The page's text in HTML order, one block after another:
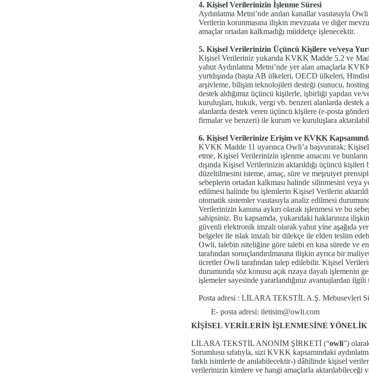
4. Kişisel Verilerinizin İşlenme Süresi
Aydınlatma Metni’nde anılan kanallar vasıtasıyla
Verilerin korunmasına ilişkin mevzuata ve diğer
amaçlar ortadan kalkmadığı müddetçe işlenecektir.
5. Kişisel Verilerinizin Üçüncü Kişilere ve/veya
Kişisel Verileriniz yukarıda KVKK Madde 5.2 ve
yahut Aydınlatma Metni’nde yer alan amaçlarla
yurtdışında (başta AB ülkeleri, OECD ülkeleri,
arşivleme, bilişim teknolojileri desteği (sunucu,
destek aldığımız üçüncü kişilerle, işbirliği yapılan
kuruluşları, hukuk, vergi vb. benzeri alanlarda destek
alanlarda destek veren üçüncü kişilere (e-posta
firmalar ve benzeri) ile kurum ve kuruluşlara
6. Kişisel Verilerinize Erişim ve KVKK
KVKK Madde 11 uyarınca Owli’a başvurarak;
etme, Kişisel Verilerinizin işlenme amacını ve
dışında Kişisel Verilerinizin aktarıldığı üçüncü
düzeltilmesini isteme, amaç, süre ve meşruiyet
sebeplerin ortadan kalkması halinde silinmesini
edilmesi halinde bu işlemlerin Kişisel Verilerin
otomatik sistemler vasıtasıyla analiz edilmesi
Verilerinizin kanuna aykırı olarak işlenmesi ve bu
sahipsiniz. Bu kapsamda, yukarıdaki haklarınıza
güvenli elektronik imzalı olarak yahut yine aşağıda
belgeler ile ıslak imzalı bir dilekçe ile elden teslim
Owli, talebin niteliğine göre talebi en kısa sürede ve
tarafından sonuçlandırılmasına ilişkin ayrıca bir
ücretler Owli tarafından talep edilebilir. Kişisel
durumunda söz konusu açık rızaya dayalı işlemenin
işlemeler sayesinde yararlandığınız avantajlardan
Posta adresi : LİLARA TEKSTİL A.Ş. Mebusevleri
E- posta adresi: iletisim@owli.com
KİŞİSEL VERİLERİN İŞLENMESİNE
LİLARA TEKSTİL ANONİM ŞİRKETİ (“owli”)
Sorumlusu sıfatıyla, sizi KVKK kapsamındaki
farklı isimlerle de anılabilecektir-) dâhilinde kişisel
verilerinizin kimlere ve hangi amaçlarla